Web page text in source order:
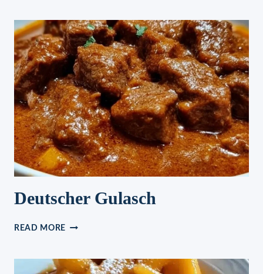
VANILLEPUDDING
Deutscher Gulasch
READ MORE DEUTSCHER